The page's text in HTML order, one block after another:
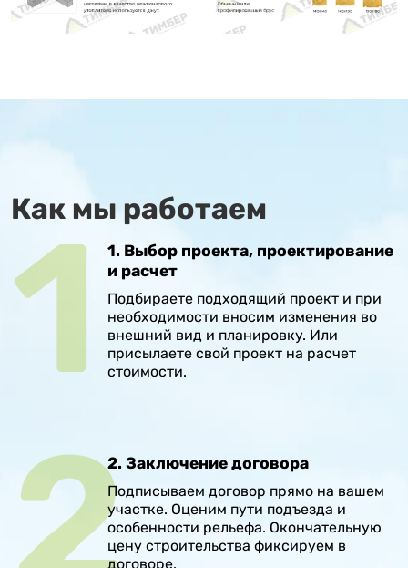
Как мы работаем
1. Выбор проекта, проектирование
и расчет
Подбираете подходящий проект и при
необходимости вносим изменения во
внешний вид и планировку. Или
присылаете свой проект на расчет
стоимости.
2. Заключение договора
Подписываем договор прямо на вашем
участке. Оценим пути подъезда и
особенности рельефа. Окончательную
цену строительства фиксируем в
договоре.